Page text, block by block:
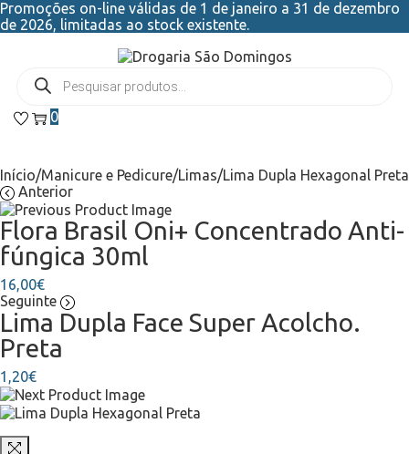
Promoções on-line válidas de 1 de janeiro a 31 de dezembro
de 2026, limitadas ao stock existente.
0
Início/Manicure e Pedicure/Limas/Lima Dupla Hexagonal Preta
Anterior
Flora Brasil Oni+ Concentrado Anti-
fúngica 30ml
16,00€
Seguinte
Lima Dupla Face Super Acolcho.
Preta
1,20€